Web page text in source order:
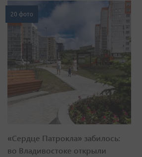
20 фото
«Сердце Патрокла» забилось:
во Владивостоке открыли